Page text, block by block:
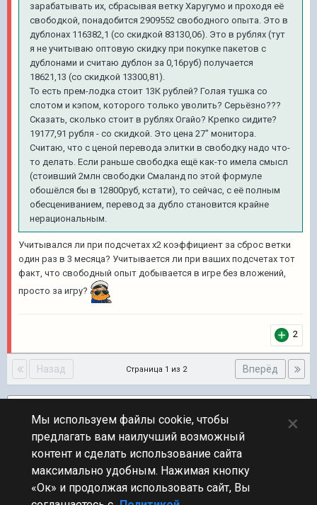
зарабатывать их, сбрасывая ветку Харугумо и проходя её
свободкой, понадобится 2909552 свободного опыта. Это в
дублонах 116382,1 (со скидкой 83130,06). Это в рублях (тут
я не учитываю оптовую скидку при покупке пакетов с
дублонами и считаю дублон за 0,16руб) получается
18621,13 (со скидкой 13300,81).
То есть прем-лодка стоит 13К рублей? Голая тушка со
слотом и кэпом, которого только уволить? Серьёзно???
Сказать, сколько стоит в рублях Огайо? Крепко сидите?
19177,91 рубля - со скидкой. Это цена 27" монитора.
Считаю, что с ценой перевода элитки в свободку надо что-
то делать. Если раньше свободка ещё как-то имела смысл
(стоивший 2млн свободки Смаланд по этой формуле
обошёлся бы в 12800руб, кстати), то сейчас, с её полным
обесцениванием, перевод за дубло становится крайне
нерациональным.
Учитывался ли при подсчетах х2 коэффициент за сброс ветки
один раз в 3 месяца? Учитывается ли при ваших подсчетах тот
факт, что свободный опыт добывается в игре без вложений,
просто за игру?
2
Назад Вперёд
Страница 1 из 2
ПЕРЕЙТИ К СПИСКУ ТЕМ
Новости
Мы используем файлы cookie, чтобы
предлагать вам наилучший возможный
контент и сделать использование сайта
максимально удобным. Нажимая кнопку
«Ок» и продолжая использовать сайт, Вы
×